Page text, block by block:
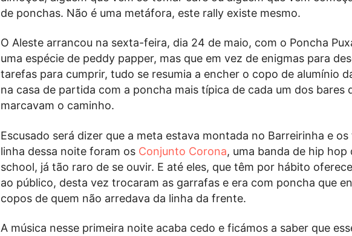
de ponchas. Não é uma metáfora, este rally existe mesmo.
O Aleste arrancou na sexta-feira, dia 24 de maio, com o Poncha
uma espécie de peddy papper, mas que em vez de enigmas para
tarefas para cumprir, tudo se resumia a encher o copo de alumínio
na casa de partida com a poncha mais típica de cada um dos bares
marcavam o caminho.
Escusado será dizer que a meta estava montada no Barreirinha e os
linha dessa noite foram os Conjunto Corona, uma banda de hip hop
school, já tão raro de se ouvir. E até eles, que têm por hábito
ao público, desta vez trocaram as garrafas e era com poncha que
copos de quem não arredava da linha da frente.
A música nesse primeira noite acaba cedo e ficámos a saber que